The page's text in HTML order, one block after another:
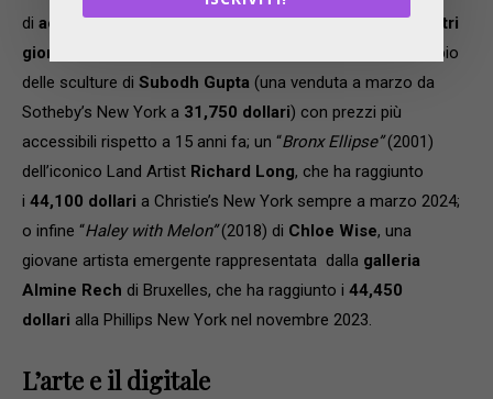
di acquistare capolavori che definiscono l’arte dei nostri
giorni
. Con questo budget potremmo comprare ad esempio
delle sculture di Subodh Gupta (una venduta a marzo da
Sotheby’s New York a 31,750 dollari) con prezzi più
accessibili rispetto a 15 anni fa; un “Bronx Ellipse”(2001)
dell’iconico Land Artist Richard Long, che ha raggiunto
i 44,100 dollari a Christie’s New York sempre a marzo 2024;
o infine “Haley with Melon”(2018) di Chloe Wise, una
giovane artista emergente rappresentata dalla galleria
Almine Rech di Bruxelles, che ha raggiunto i 44,450
dollari alla Phillips New York nel novembre 2023.
L’arte e il digitale